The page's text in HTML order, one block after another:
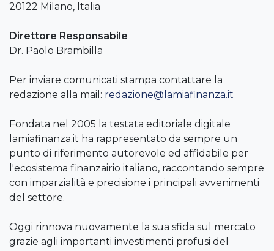
20122 Milano, Italia
Direttore Responsabile
Dr. Paolo Brambilla
Per inviare comunicati stampa contattare la
redazione alla mail: redazione@lamiafinanza.it
Fondata nel 2005 la testata editoriale digitale
lamiafinanza.it ha rappresentato da sempre un
punto di riferimento autorevole ed affidabile per
l'ecosistema finanzairio italiano, raccontando sempre
con imparzialità e precisione i principali avvenimenti
del settore.
Oggi rinnova nuovamente la sua sfida sul mercato
grazie agli importanti investimenti profusi del